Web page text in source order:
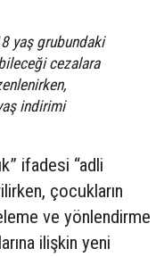
yaş grubundaki
cezalara
indirimi
ifadesi “adli
çocukların
ve yönlendirme
ilişkin yeni